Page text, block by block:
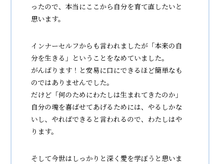
ったので、本当にここから自分を育て直したいと
思います。
インナーセルフからも言われましたが「本来の自
分を生きる」ということをなめていました。
がんばります！と安易に口にできるほど簡単なも
のではありませんでした。
だけど「何のためにわたしは生まれてきたのか」
自分の魂を喜ばせてあげるためには、やるしかな
いし、やればできると言われるので、わたしはや
ります。
そして今世はしっかりと深く愛を学ぼうと思いま